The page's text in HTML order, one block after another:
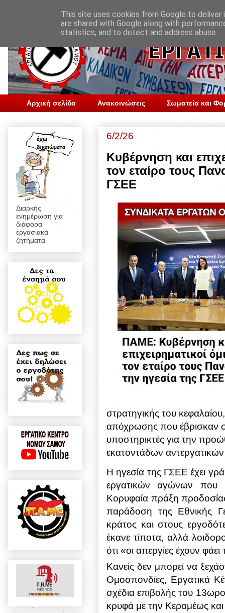
Αρχική σελίδα Ανακοινώσεις Σωματεία και
6/2/26
Κυβέρνηση και
τον εταίρο τους
ΓΣΕΕ
στρατηγικής του
απόχρωσης που έβρισκαν
υποστηρικτές για την
εκατοντάδων
Η ηγεσία της ΓΣΕΕ έχει
εργατικών αγώνων που
Κορυφαία πράξη
παράδοση της Εθνικής
κράτος και στους
έκανε τίποτα, αλλά
ότι «οι απεργίες έχουν
Κανείς δεν μπορεί να
Ομοσπονδίες, Εργατικά
σχέδια επιβολής του
κρυφά με την Κεραμέως και
Διαρκής
ενημέρωση για
διάφορα
εργασιακά
ζητήματα
This site uses cookies from Google to
are shared with Google along with
statistics, and to detect and address abuse.